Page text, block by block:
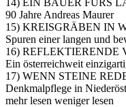
90 Jahre Andreas Maurer
15) KREISGRÄBEN IN
Spuren einer langen und
16) REFLEKTIERENDE
Ein österreichweit
17) WENN STEINE
Denkmalpflege in
mehr lesen weniger lesen